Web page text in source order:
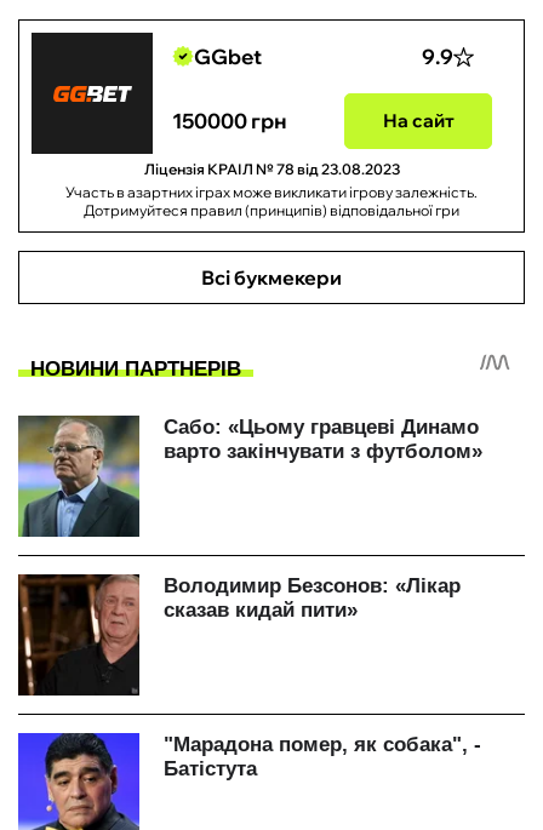
GGbet 9.9
150000 грн На сайт
Ліцензія КРАІЛ № 78 від 23.08.2023
Участь в азартних іграх може викликати ігрову залежність.
Дотримуйтеся правил (принципів) відповідальної гри
Всі букмекери